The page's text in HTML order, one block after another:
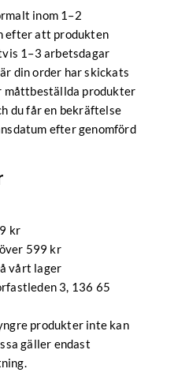
inom 1–2
efter att produkten
1–3 arbetsdagar
din order har skickats
måttbeställda produkter
du får en bekräftelse
efter genomförd
kr
599 kr
vårt lager
3, 136 65
produkter inte kan
gäller endast